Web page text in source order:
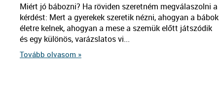
Miért jó bábozni? Ha röviden szeretném megválaszolni a
kérdést: Mert a gyerekek szeretik nézni, ahogyan a bábok
életre kelnek, ahogyan a mese a szemük előtt játszódik
és egy különös, varázslatos vi...
Tovább olvasom »